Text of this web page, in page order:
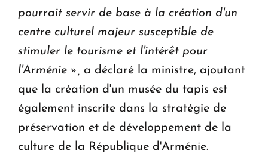
pourrait servir de base à la création d'un
centre culturel majeur susceptible de
stimuler le tourisme et l'intérêt pour
l'Arménie »,
a déclaré la ministre, ajoutant
que la création d'un musée du tapis est
également inscrite dans la stratégie de
préservation et de développement de la
culture de la République d'Arménie.